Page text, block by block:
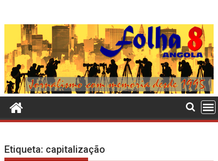
Etiqueta: capitalização